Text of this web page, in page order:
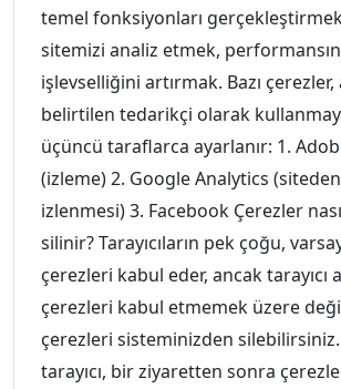
temel fonksiyonları
sitemizi analiz etmek,
işlevselliğini artırmak. Bazı çerezler,
belirtilen tedarikçi olarak
üçüncü taraflarca ayarlanır: 1.
(izleme) 2. Google Analytics (siteden
izlenmesi) 3. Facebook Çerezler
silinir? Tarayıcıların pek çoğu,
çerezleri kabul eder, ancak tarayıcı
çerezleri kabul etmemek üzere
çerezleri sisteminizden
tarayıcı, bir ziyaretten sonra